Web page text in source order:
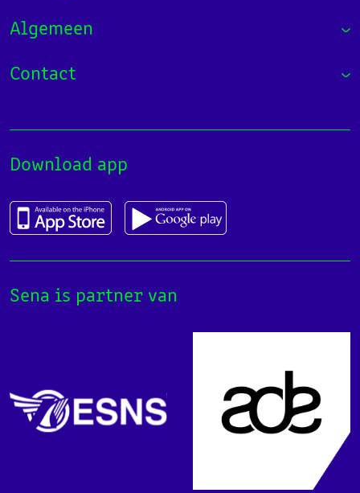
Algemeen
Contact
Download app
Sena is partner van